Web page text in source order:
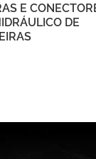
E
DE